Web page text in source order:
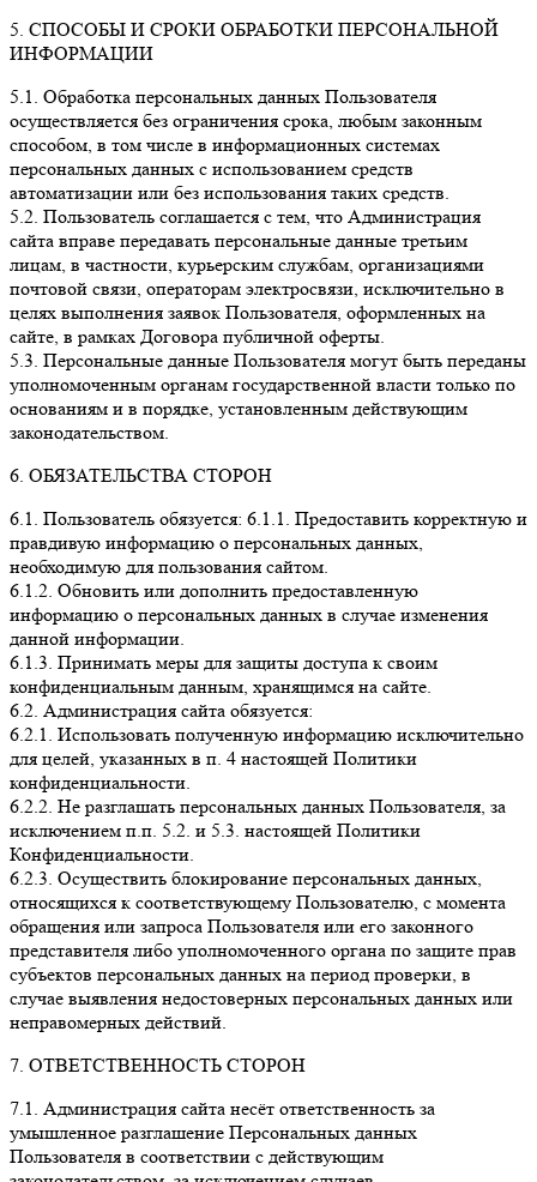
5. СПОСОБЫ И СРОКИ ОБРАБОТКИ ПЕРСОНАЛЬНОЙ
ИНФОРМАЦИИ
5.1. Обработка персональных данных Пользователя
осуществляется без ограничения срока, любым законным
способом, в том числе в информационных системах
персональных данных с использованием средств
автоматизации или без использования таких средств.
5.2. Пользователь соглашается с тем, что Администрация
сайта вправе передавать персональные данные третьим
лицам, в частности, курьерским службам, организациями
почтовой связи, операторам электросвязи, исключительно в
целях выполнения заявок Пользователя, оформленных на
сайте, в рамках Договора публичной оферты.
5.3. Персональные данные Пользователя могут быть переданы
уполномоченным органам государственной власти только по
основаниям и в порядке, установленным действующим
законодательством.
6. ОБЯЗАТЕЛЬСТВА СТОРОН
6.1. Пользователь обязуется: 6.1.1. Предоставить корректную и
правдивую информацию о персональных данных,
необходимую для пользования сайтом.
6.1.2. Обновить или дополнить предоставленную
информацию о персональных данных в случае изменения
данной информации.
6.1.3. Принимать меры для защиты доступа к своим
конфиденциальным данным, хранящимся на сайте.
6.2. Администрация сайта обязуется:
6.2.1. Использовать полученную информацию исключительно
для целей, указанных в п. 4 настоящей Политики
конфиденциальности.
6.2.2. Не разглашать персональных данных Пользователя, за
исключением п.п. 5.2. и 5.3. настоящей Политики
Конфиденциальности.
6.2.3. Осуществить блокирование персональных данных,
относящихся к соответствующему Пользователю, с момента
обращения или запроса Пользователя или его законного
представителя либо уполномоченного органа по защите прав
субъектов персональных данных на период проверки, в
случае выявления недостоверных персональных данных или
неправомерных действий.
7. ОТВЕТСТВЕННОСТЬ СТОРОН
7.1. Администрация сайта несёт ответственность за
умышленное разглашение Персональных данных
Пользователя в соответствии с действующим